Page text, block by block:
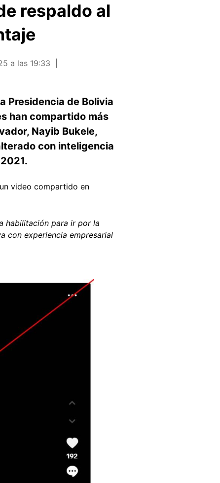
respaldo al
a las 19:33
Presidencia de Bolivia
han compartido más
Nayib Bukele,
con inteligencia
video compartido en
habilitación para ir por la
con experiencia empresarial